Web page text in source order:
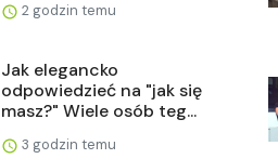
2 godzin temu
Jak elegancko
odpowiedzieć na "jak się
masz?" Wiele osób teg...
3 godzin temu